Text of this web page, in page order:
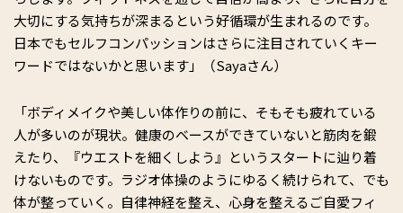
大切にする気持ちが深まるという好循環が生まれるのです。
日本でもセルフコンパッションはさらに注目されていくキー
ワードではないかと思います」（Sayaさん）
「ボディメイクや美しい体作りの前に、そもそも疲れている
人が多いのが現状。健康のベースができていないと筋肉を鍛
えたり、『ウエストを細くしよう』というスタートに辿り着
けないものです。ラジオ体操のようにゆるく続けられて、でも
体が整っていく。自律神経を整え、心身を整えるご自愛フィ